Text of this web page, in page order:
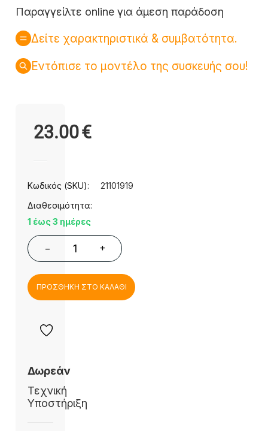
Παραγγείλτε online για άμεση παράδοση
Δείτε χαρακτηριστικά & συμβατότητα.
Εντόπισε το μοντέλο της συσκευής σου!
23.00€
Κωδικός (SKU):
21101919
Διαθεσιμότητα:
1 έως 3 ημέρες
− +
ΠΡΟΣΘΗΚΗ ΣΤΟ ΚΑΛΑΘΙ
Δωρεάν
Τεχνική
Υποστήριξη